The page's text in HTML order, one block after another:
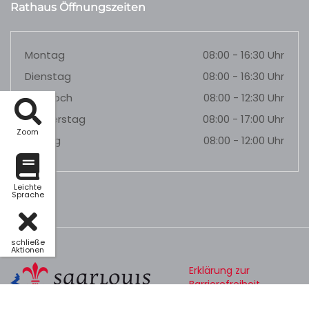
Zoom
Leichte
Sprache
schließe
Aktionen
Rathaus Öffnungszeiten
Montag
08:00 - 16:30 Uhr
Dienstag
08:00 - 16:30 Uhr
Mittwoch
08:00 - 12:30 Uhr
Donnerstag
08:00 - 17:00 Uhr
Freitag
08:00 - 12:00 Uhr
Erklärung zur
Barrierefreiheit